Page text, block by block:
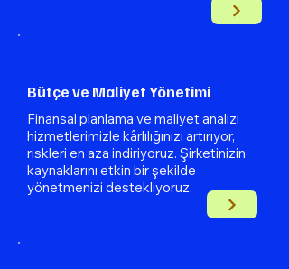
Bütçe ve Maliyet Yönetimi
Finansal planlama ve maliyet analizi
hizmetlerimizle kârlılığınızı artırıyor,
riskleri en aza indiriyoruz. Şirketinizin
kaynaklarını etkin bir şekilde
yönetmenizi destekliyoruz.